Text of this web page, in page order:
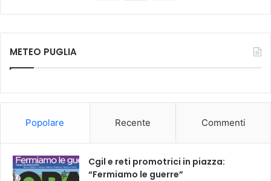
a
c
k
o
u
METEO PUGLIA
Popolare Recente Commenti
Cgil e reti promotrici in piazza:
“Fermiamo le guerre”